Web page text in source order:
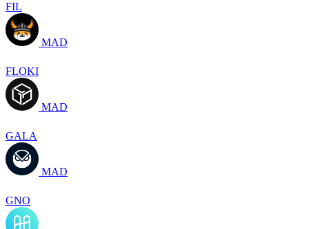
FIL
MAD
FLOKI
MAD
GALA
MAD
GNO